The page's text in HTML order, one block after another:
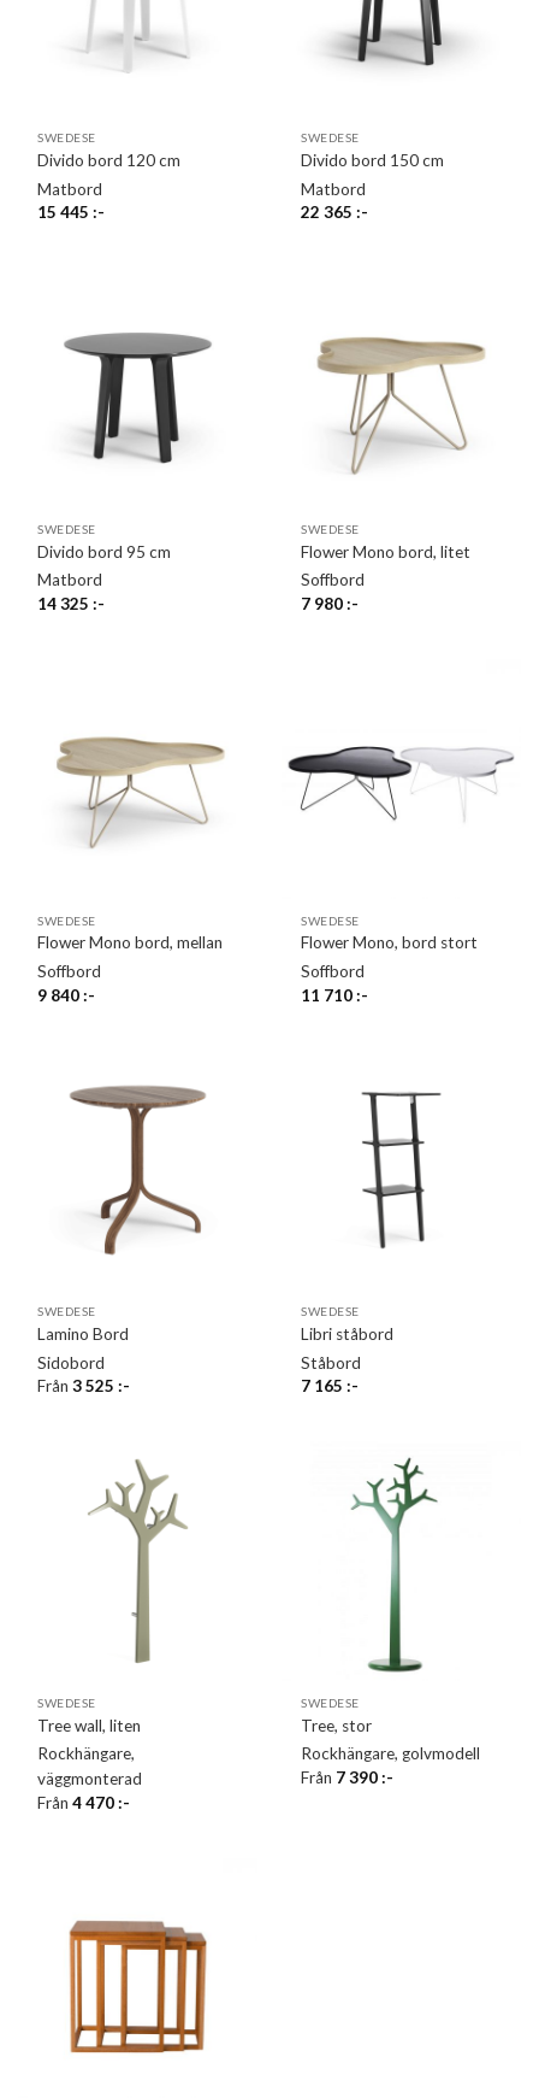
SWEDESE
Divido bord 120 cm
Matbord
15 445:-
SWEDESE
Divido bord 150 cm
Matbord
22 365:-
SWEDESE
Divido bord 95 cm
Matbord
14 325:-
SWEDESE
Flower Mono bord, litet
Soffbord
7 980:-
SWEDESE
Flower Mono bord, mellan
Soffbord
9 840:-
SWEDESE
Flower Mono, bord stort
Soffbord
11 710:-
SWEDESE
Lamino Bord
Sidobord
Från3 525:-
SWEDESE
Libri ståbord
Ståbord
7 165:-
SWEDESE
Tree wall, liten
Rockhängare,
väggmonterad
Från4 470:-
SWEDESE
Tree, stor
Rockhängare, golvmodell
Från 7 390:-